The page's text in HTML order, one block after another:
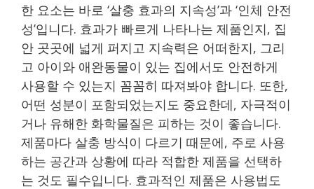
한 요소는 바로 ‘살충 효과의 지속성’과 ‘인체 안전
성’입니다. 효과가 빠르게 나타나는 제품인지, 집
안 곳곳에 넓게 퍼지고 지속력은 어떠한지, 그리
고 아이와 애완동물이 있는 집에서도 안전하게
사용할 수 있는지 꼼꼼히 따져봐야 합니다. 또한,
어떤 성분이 포함되었는지도 중요한데, 자극적이
거나 유해한 화학물질은 피하는 것이 좋습니다.
제품마다 살충 방식이 다르기 때문에, 주로 사용
하는 공간과 상황에 따라 적합한 제품을 선택하
는 것도 필수입니다. 효과적인 제품은 사용법도